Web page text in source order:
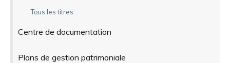
Tous les titres
Centre de documentation
Plans de gestion patrimoniale